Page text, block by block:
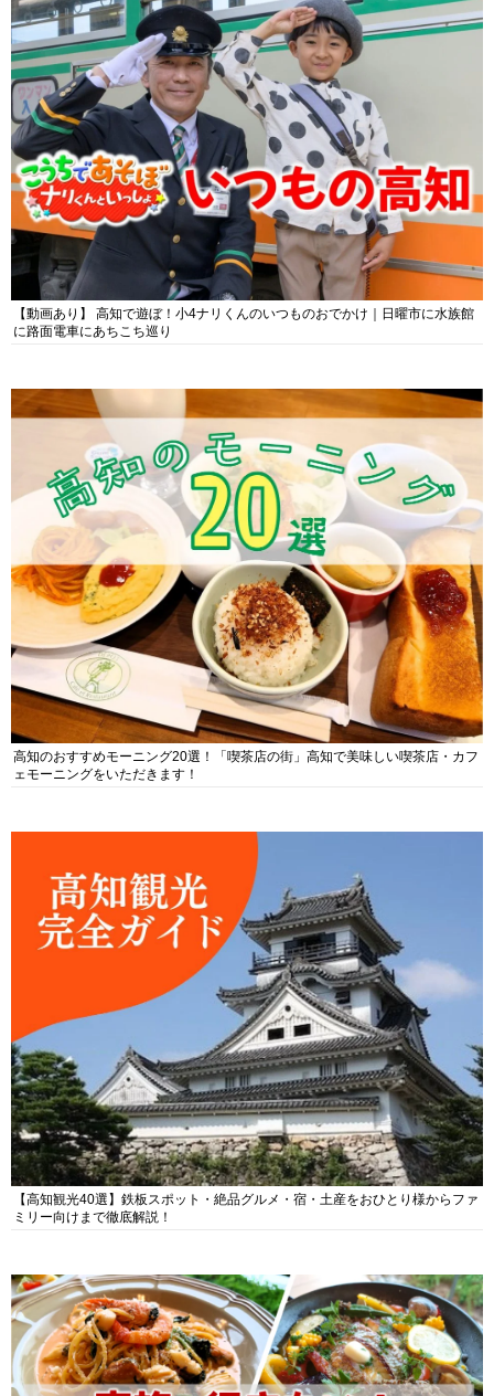
【動画あり】 高知で遊ぼ！小4ナリくんのいつものおでかけ｜日曜市に水族館
に路面電車にあちこち巡り
高知のおすすめモーニング20選！「喫茶店の街」高知で美味しい喫茶店・カフ
ェモーニングをいただきます！
【高知観光40選】鉄板スポット・絶品グルメ・宿・土産をおひとり様からファ
ミリー向けまで徹底解説！